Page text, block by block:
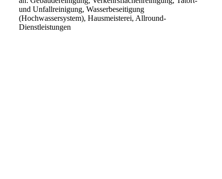
und Unfallreinigung, Wasserbeseitigung
(Hochwassersystem), Hausmeisterei, Allround-
Dienstleistungen